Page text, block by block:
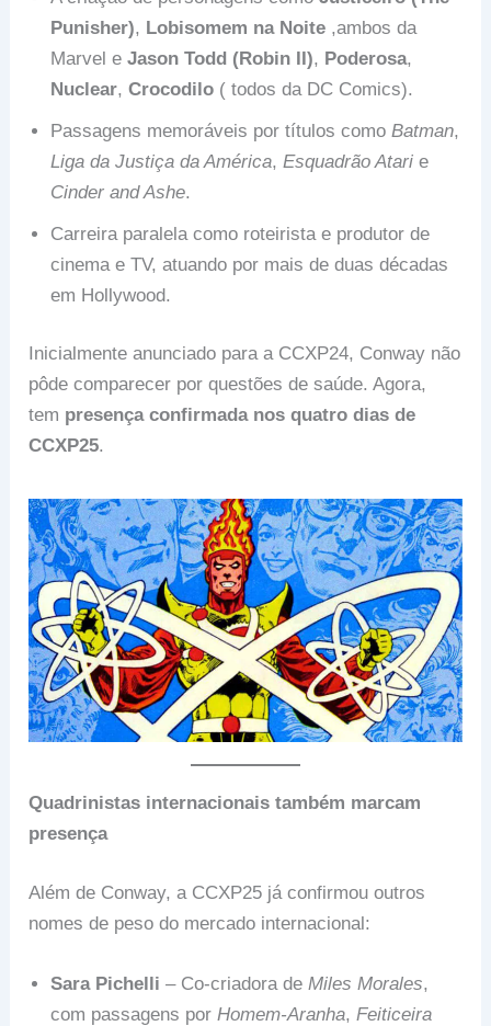
Punisher), Lobisomem na Noite ,ambos da
Marvel eJason Todd (Robin II), Poderosa,
Nuclear,Crocodilo ( todos da DC Comics).
Passagens memoráveis por títulos comoBatman,
Liga da Justiça da América,Esquadrão Atari e
Cinder and Ashe.
Carreira paralela como roteirista e produtor de
cinema e TV, atuando por mais de duas décadas
em Hollywood.
Inicialmente anunciado para a CCXP24, Conway não
pôde comparecer por questões de saúde. Agora,
tem presença confirmada nos quatro dias de
CCXP25.
Quadrinistas internacionais também marcam
presença
Além de Conway, a CCXP25 já confirmou outros
nomes de peso do mercado internacional:
Sara Pichelli – Co-criadora deMiles Morales,
com passagens porHomem-Aranha,Feiticeira